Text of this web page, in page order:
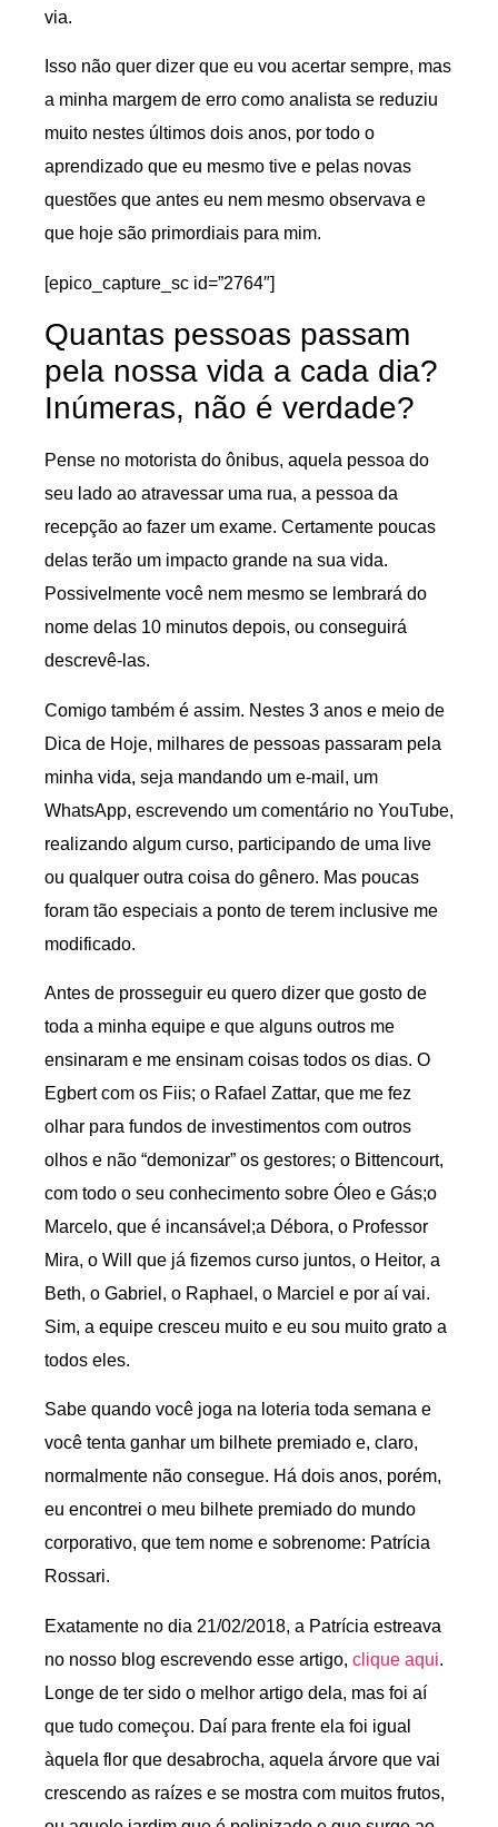
via.
Isso não quer dizer que eu vou acertar sempre, mas
a minha margem de erro como analista se reduziu
muito nestes últimos dois anos, por todo o
aprendizado que eu mesmo tive e pelas novas
questões que antes eu nem mesmo observava e
que hoje são primordiais para mim.
[epico_capture_sc id=”2764″]
Quantas pessoas passam
pela nossa vida a cada dia?
Inúmeras, não é verdade?
Pense no motorista do ônibus, aquela pessoa do
seu lado ao atravessar uma rua, a pessoa da
recepção ao fazer um exame. Certamente poucas
delas terão um impacto grande na sua vida.
Possivelmente você nem mesmo se lembrará do
nome delas 10 minutos depois, ou conseguirá
descrevê-las.
Comigo também é assim. Nestes 3 anos e meio de
Dica de Hoje, milhares de pessoas passaram pela
minha vida, seja mandando um e-mail, um
WhatsApp, escrevendo um comentário no YouTube,
realizando algum curso, participando de uma live
ou qualquer outra coisa do gênero. Mas poucas
foram tão especiais a ponto de terem inclusive me
modificado.
Antes de prosseguir eu quero dizer que gosto de
toda a minha equipe e que alguns outros me
ensinaram e me ensinam coisas todos os dias. O
Egbert com os Fiis; o Rafael Zattar, que me fez
olhar para fundos de investimentos com outros
olhos e não “demonizar” os gestores; o Bittencourt,
com todo o seu conhecimento sobre Óleo e Gás;o
Marcelo, que é incansável;a Débora, o Professor
Mira, o Will que já fizemos curso juntos, o Heitor, a
Beth, o Gabriel, o Raphael, o Marciel e por aí vai.
Sim, a equipe cresceu muito e eu sou muito grato a
todos eles.
Sabe quando você joga na loteria toda semana e
você tenta ganhar um bilhete premiado e, claro,
normalmente não consegue. Há dois anos, porém,
eu encontrei o meu bilhete premiado do mundo
corporativo, que tem nome e sobrenome: Patrícia
Rossari.
Exatamente no dia 21/02/2018, a Patrícia estreava
no nosso blog escrevendo esse artigo, clique aqui.
Longe de ter sido o melhor artigo dela, mas foi aí
que tudo começou. Daí para frente ela foi igual
àquela flor que desabrocha, aquela árvore que vai
crescendo as raízes e se mostra com muitos frutos,